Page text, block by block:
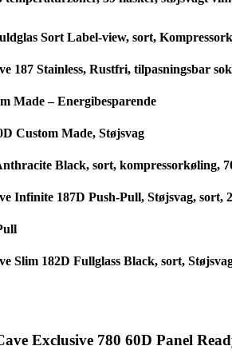
Sort Label-view, sort,
187 Stainless, Rustfri, tilpasningsbar
Made – Energibesparende
Custom Made, Støjsvag
Black, sort, kompressorkøling,
Infinite 187D Push-Pull, Støjsvag, sort,
Slim 182D Fullglass Black, sort,
Exclusive 780 60D Panel